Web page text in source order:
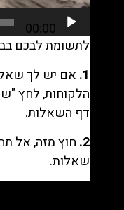
00:00
לתשומת לבכם
1. אם יש לך
הלקוחות, לחץ "
דף השאלות.
2. חוץ מזה, אל
שאלות.